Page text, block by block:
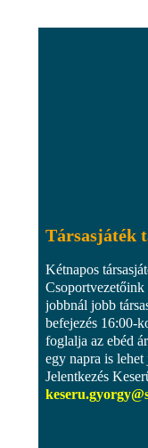
Társasjáték
Kétnapos
Csoportvezetőink
jobbnál jobb
befejezés 16:00-
foglalja az ebéd
egy napra is
Jelentkezés